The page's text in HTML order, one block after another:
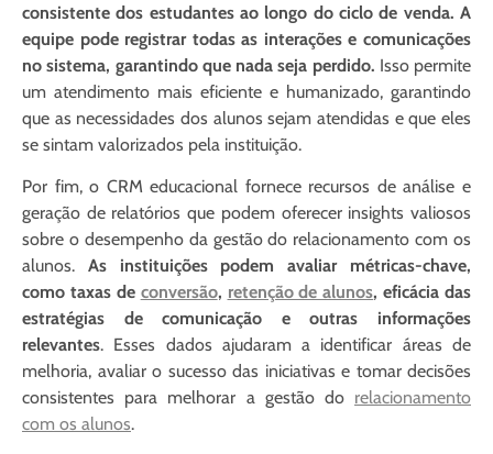
consistente dos estudantes ao longo do ciclo de venda. A
equipe pode registrar todas as interações e comunicações
no sistema, garantindo que nada seja perdido. Isso permite
um atendimento mais eficiente e humanizado, garantindo
que as necessidades dos alunos sejam atendidas e que eles
se sintam valorizados pela instituição.
Por fim, o CRM educacional fornece recursos de análise e
geração de relatórios que podem oferecer insights valiosos
sobre o desempenho da gestão do relacionamento com os
alunos. As instituições podem avaliar métricas-chave,
como taxas de conversão, retenção de alunos, eficácia das
estratégias de comunicação e outras informações
relevantes. Esses dados ajudaram a identificar áreas de
melhoria, avaliar o sucesso das iniciativas e tomar decisões
consistentes para melhorar a gestão do relacionamento
com os alunos.